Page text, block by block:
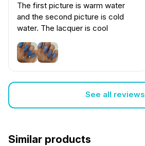
The first picture is warm water
and the second picture is cold
water. The lacquer is cool
See all reviews
Similar products